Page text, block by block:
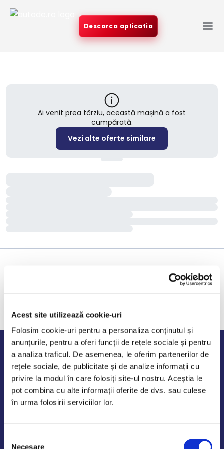
Acest site utilizează cookie-uri
Folosim cookie-uri pentru a personaliza conținutul și
anunțurile, pentru a oferi funcții de rețele sociale și pentru
a analiza traficul. De asemenea, le oferim partenerilor de
rețele sociale, de publicitate și de analize informații cu
privire la modul în care folosiți site-ul nostru. Aceștia le
pot combina cu alte informații oferite de dvs. sau culese
în urma folosirii serviciilor lor.
Necesare
Descarca aplicatia
Ai venit prea târziu, această mașină a fost
cumpărată.
Vezi alte oferte similare
Program de lucru
Luni - Vineri: 09:00-18:00
Sambata - Duminica: 10:00-14:00